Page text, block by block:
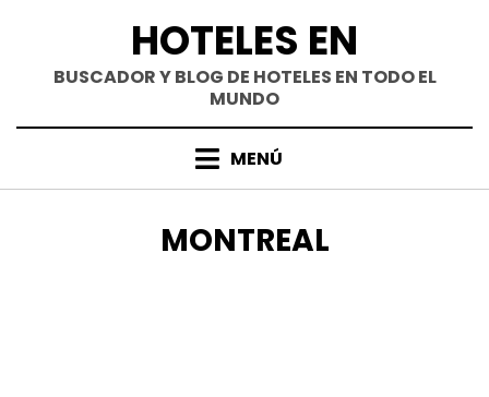
contenido
HOTELES EN
BUSCADOR Y BLOG DE HOTELES EN TODO EL
MUNDO
MENÚ
ETIQUETA
:
MONTREAL